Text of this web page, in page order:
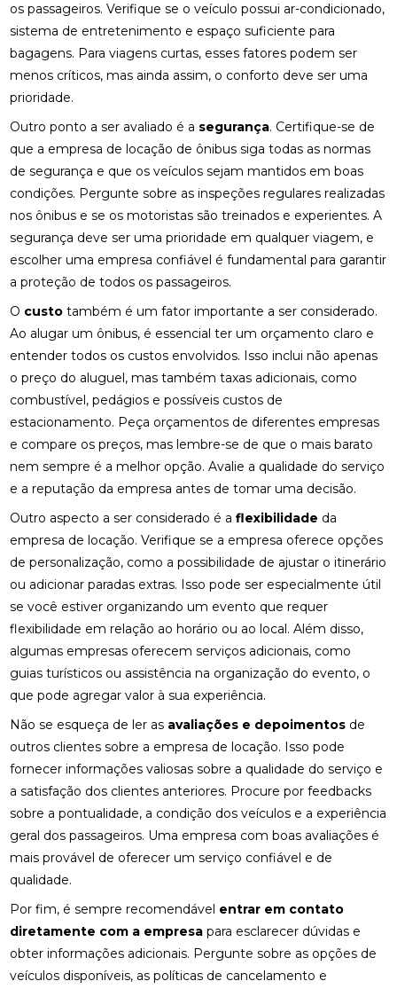
os passageiros. Verifique se o veículo possui ar-condicionado,
sistema de entretenimento e espaço suficiente para
bagagens. Para viagens curtas, esses fatores podem ser
menos críticos, mas ainda assim, o conforto deve ser uma
prioridade.
Outro ponto a ser avaliado é a segurança. Certifique-se de
que a empresa de locação de ônibus siga todas as normas
de segurança e que os veículos sejam mantidos em boas
condições. Pergunte sobre as inspeções regulares realizadas
nos ônibus e se os motoristas são treinados e experientes. A
segurança deve ser uma prioridade em qualquer viagem, e
escolher uma empresa confiável é fundamental para garantir
a proteção de todos os passageiros.
O custo também é um fator importante a ser considerado.
Ao alugar um ônibus, é essencial ter um orçamento claro e
entender todos os custos envolvidos. Isso inclui não apenas
o preço do aluguel, mas também taxas adicionais, como
combustível, pedágios e possíveis custos de
estacionamento. Peça orçamentos de diferentes empresas
e compare os preços, mas lembre-se de que o mais barato
nem sempre é a melhor opção. Avalie a qualidade do serviço
e a reputação da empresa antes de tomar uma decisão.
Outro aspecto a ser considerado é aflexibilidade da
empresa de locação. Verifique se a empresa oferece opções
de personalização, como a possibilidade de ajustar o itinerário
ou adicionar paradas extras. Isso pode ser especialmente útil
se você estiver organizando um evento que requer
flexibilidade em relação ao horário ou ao local. Além disso,
algumas empresas oferecem serviços adicionais, como
guias turísticos ou assistência na organização do evento, o
que pode agregar valor à sua experiência.
Não se esqueça de ler as avaliações e depoimentos de
outros clientes sobre a empresa de locação. Isso pode
fornecer informações valiosas sobre a qualidade do serviço e
a satisfação dos clientes anteriores. Procure por feedbacks
sobre a pontualidade, a condição dos veículos e a experiência
geral dos passageiros. Uma empresa com boas avaliações é
mais provável de oferecer um serviço confiável e de
qualidade.
Por fim, é sempre recomendável entrar em contato
diretamente com a empresa para esclarecer dúvidas e
obter informações adicionais. Pergunte sobre as opções de
veículos disponíveis, as políticas de cancelamento e